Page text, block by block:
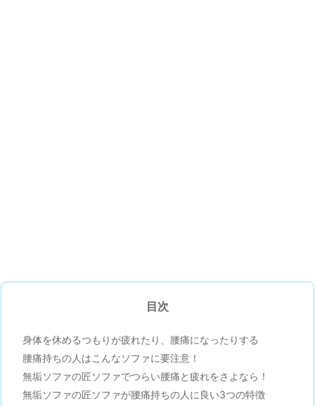
目次
身体を休めるつもりが疲れたり、腰痛になったりする
腰痛持ちの人はこんなソファに要注意！
無垢ソファの匠ソファでつらい腰痛と疲れをさよなら！
無垢ソファの匠ソファが腰痛持ちの人に良い3つの特徴